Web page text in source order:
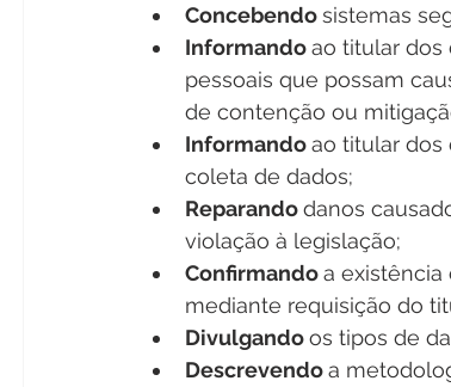
Concebendo sistemas
Informando ao titular dos
pessoais que possam
de contenção ou
Informando ao titular dos
coleta de dados;
Reparando danos
violação à legislação;
Confirmando a existência
mediante requisição do
Divulgando os tipos de
Descrevendo a